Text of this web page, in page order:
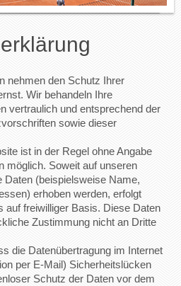
nehmen den Schutz Ihrer
Wir behandeln Ihre
vertraulich und entsprechend der
sowie dieser
ist in der Regel ohne Angabe
möglich. Soweit auf unseren
Daten (beispielsweise Name,
erhoben werden, erfolgt
auf freiwilliger Basis. Diese Daten
Zustimmung nicht an Dritte
die Datenübertragung im Internet
per E-Mail) Sicherheitslücken
Schutz der Daten vor dem